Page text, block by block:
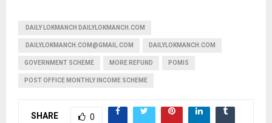
‌ DAILY LOKMANCH DAILYLOKMANCH.COM
DAILYLOKMANCH.COM@GMAIL.COM DAILYLOKMANCH.COM
GOVERNMENT SCHEME MORE REFUND POMIS
POST OFFICE MONTHLY INCOME SCHEME
SHARE 0